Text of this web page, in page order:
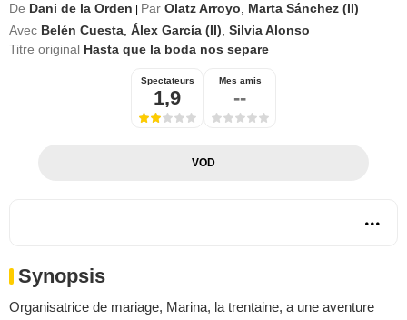
De Dani de la Orden Par Olatz Arroyo
Marta Sánchez (II)
Avec Belén Cuesta Álex García (II) Silvia Alonso
Titre original Hasta que la boda nos separe
Spectateurs
1,9
Mes amis
--
VOD
Synopsis
Organisatrice de mariage, Marina, la trentaine, a une aventure